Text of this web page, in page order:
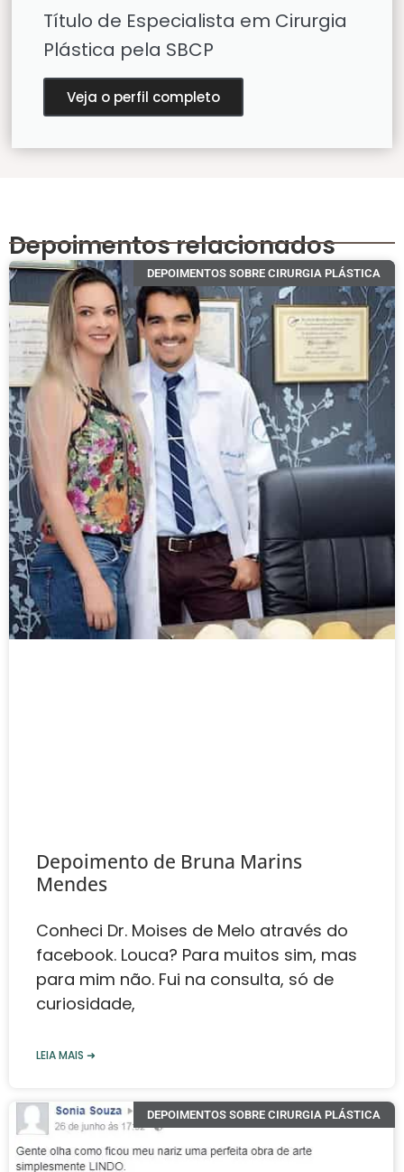
Título de Especialista em Cirurgia
Plástica pela SBCP
Veja o perfil completo
Depoimentos relacionados
DEPOIMENTOS SOBRE CIRURGIA PLÁSTICA
Depoimento de Bruna Marins
Mendes‎
Conheci Dr. Moises de Melo através do
facebook. Louca? Para muitos sim, mas
para mim não. Fui na consulta, só de
curiosidade,
LEIA MAIS ➜
DEPOIMENTOS SOBRE CIRURGIA PLÁSTICA